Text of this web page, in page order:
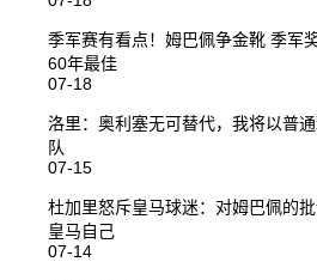
季军赛有看点！姆巴佩争金靴 季军
60年最佳
07-18
洛里：奥利塞无可替代，我将以普
队
07-15
杜加里怒斥皇马球迷：对姆巴佩的
皇马自己
07-14